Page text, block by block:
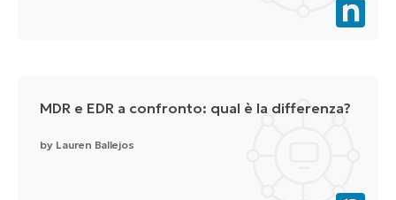
MDR e EDR a confronto: qual è la differenza?
by Lauren Ballejos